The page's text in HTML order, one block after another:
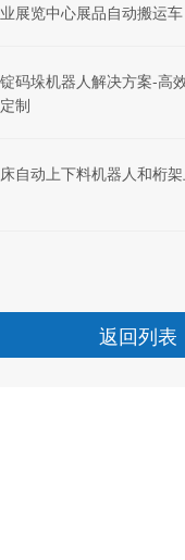
展览中心展品自动搬运车
码垛机器人解决方案-高
制
自动上下料机器人和桁
返回列表